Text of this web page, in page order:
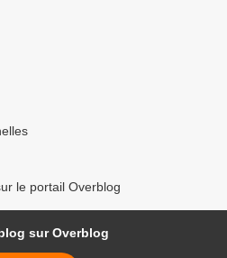
le portail Overblog
sur Overblog